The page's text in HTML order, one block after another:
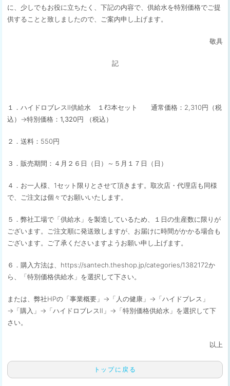
に、少しでもお役に立ちたく、下記の内容で、供給水を特別価格でご提
供することと致しましたので、ご案内申し上げます。
敬具
記
１．ハイドロブレスⅡ供給水 １ℓ3本セット 通常価格：2,310円（税
込）→特別価格：1,320円 （税込）
２．送料：550円
３．販売期間：４月２６日（日）～５月１７日（日）
４．お一人様、1セット限りとさせて頂きます。取次店・代理店も同様
で、ご注文は個々でお願いいたします。
５．弊社工場で「供給水」を製造しているため、１日の生産数に限りが
ございます。ご注文順に発送致しますが、お届けに時間がかかる場合も
ございます。ご了承くださいますようお願い申し上げます。
６．購入方法は、https://santech.theshop.jp/categories/1382172か
ら、「特別価格供給水」を選択して下さい。
または、弊社HPの「事業概要」→「人の健康」→「ハイドブレス」
→「購入」→「ハイドロブレスⅡ」→「特別価格供給水」を選択して下
さい。
以上
トップに戻る